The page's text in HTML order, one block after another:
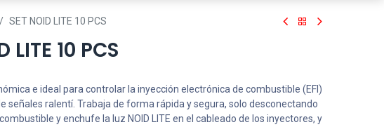
SET NOID LITE 10 PCS
LITE 10 PCS
e ideal para controlar la inyección electrónica de combustible (EFI)
señales ralentí. Trabaja de forma rápida y segura, solo desconectando
y enchufe la luz NOID LITE en el cableado de los inyectores, y